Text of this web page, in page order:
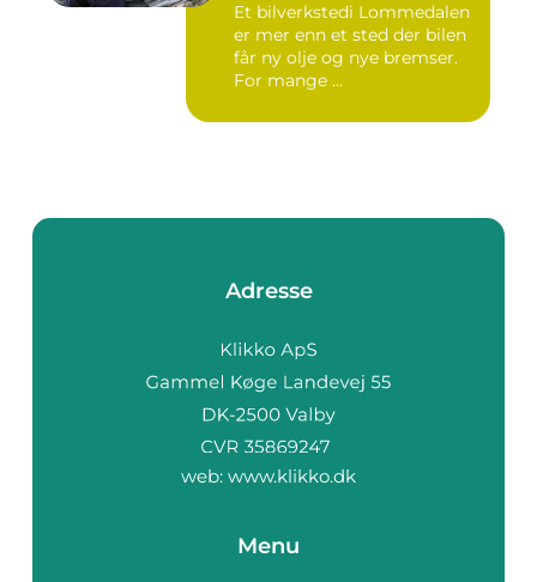
Et bilverkstedi Lommedalen
er mer enn et sted der bilen
får ny olje og nye bremser.
For mange ...
Adresse
web: www.klikko.dk
Menu